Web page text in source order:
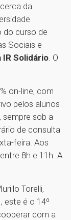
da
do curso de
Sociais e
IR Solidário . O
on-line, com
pelos alunos
sempre sob a
de consulta
feira. Aos
8h e 11h. A
Torelli,
este é o 14º
com a